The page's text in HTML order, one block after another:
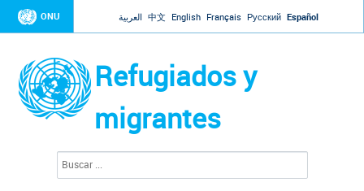
Jump to navigation
ONU العربية 中文 English Français Русский Español
Refugiados y
migrantes
s